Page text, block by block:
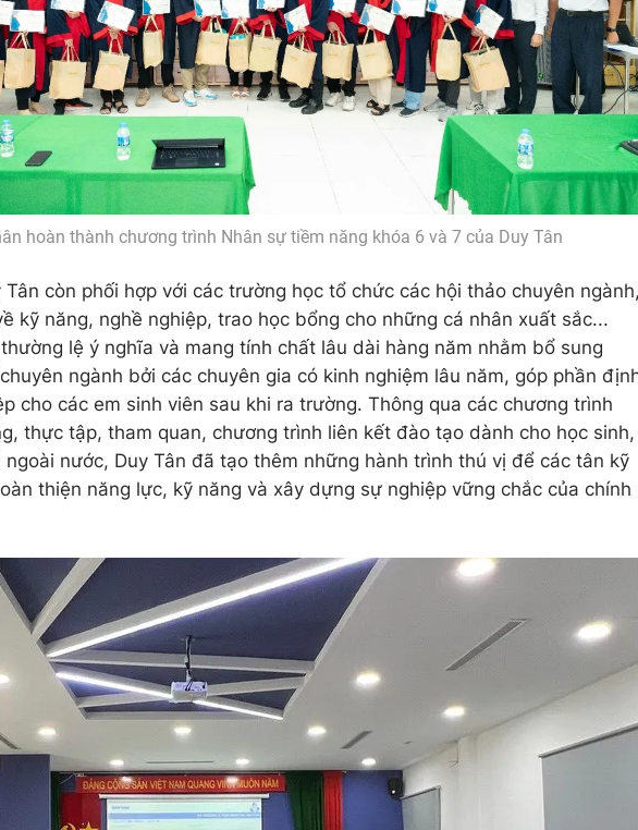
hoàn thành chương trình Nhân sự tiềm năng khóa 6 và 7 của Duy Tân
Tân còn phối hợp với các trường học tổ chức các hội thảo chuyên
kỹ năng, nghề nghiệp, trao học bổng cho những cá nhân xuất sắc...
lệ ý nghĩa và mang tính chất lâu dài hàng năm nhằm bổ sung
ngành bởi các chuyên gia có kinh nghiệm lâu năm, góp phần
cho các em sinh viên sau khi ra trường. Thông qua các chương trình
thực tập, tham quan, chương trình liên kết đào tạo dành cho học sinh,
ngoài nước, Duy Tân đã tạo thêm những hành trình thú vị để các tân kỹ
thiện năng lực, kỹ năng và xây dựng sự nghiệp vững chắc của chính